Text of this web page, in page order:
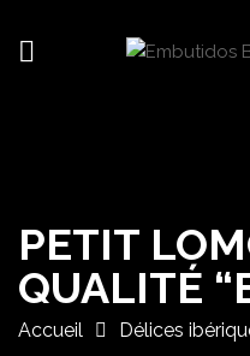
PETIT
QUALITÉ
Accueil Délices